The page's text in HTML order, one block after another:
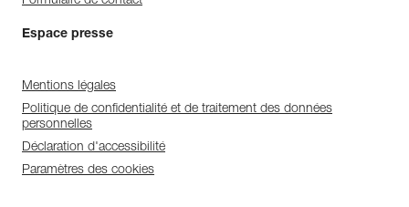
Espace presse
Mentions légales
Politique de confidentialité et de traitement des données
personnelles
Déclaration d'accessibilité
Paramètres des cookies